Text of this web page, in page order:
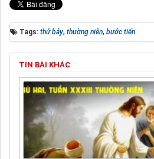
Tags: thứ bảy, thường niên, bước tiến
TIN BÀI KHÁC